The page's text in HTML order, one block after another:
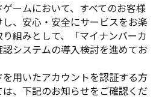
ームにおいて、すべてのお客様
、安心・安全にサービスをお楽
組みとして、「マイナンバーカ
システムの導入検討を進めてお
用いたアカウントを認証する方
、下記のお知らせをご確認くだ